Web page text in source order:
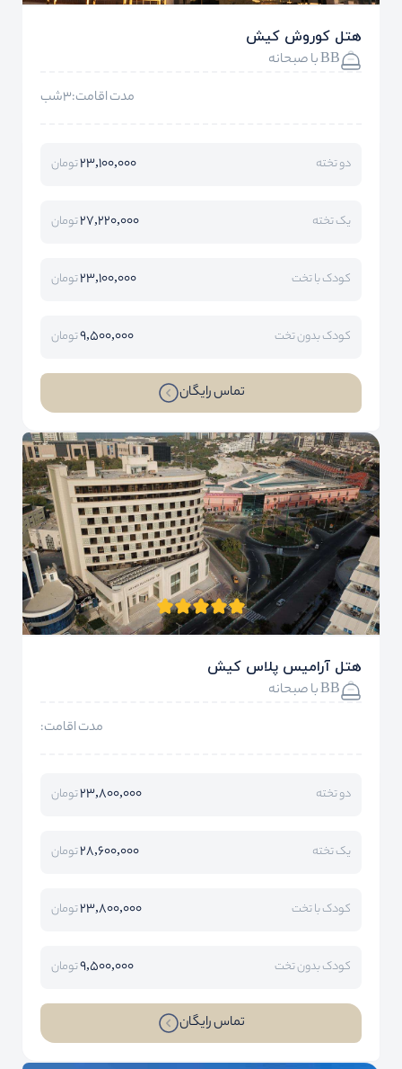
هتل کوروش کیش
BB با صبحانه
مدت اقامت:3شب
دو تخته 23,100,000تومان
یک تخته 27,220,000تومان
کودک با تخت 23,100,000تومان
کودک بدون تخت 9,500,000تومان
تماس رایگان
هتل آرامیس پلاس کیش
BB با صبحانه
مدت اقامت:
دو تخته 23,800,000تومان
یک تخته 28,600,000تومان
کودک با تخت 23,800,000تومان
کودک بدون تخت 9,500,000تومان
تماس رایگان